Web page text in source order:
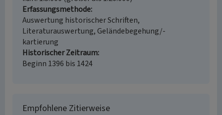
Erfassungsmethode
Auswertung historischer Schriften,
Literaturauswertung, Geländebegehung/-
kartierung
Historischer Zeitraum
Beginn 1396 bis 1424
Empfohlene Zitierweise